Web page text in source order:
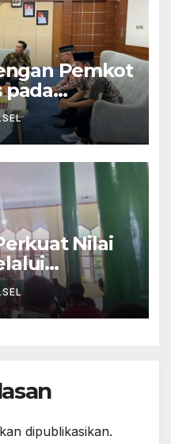
Pemkot
pada
Muda
Luhur
Nilai
dipublikasikan.